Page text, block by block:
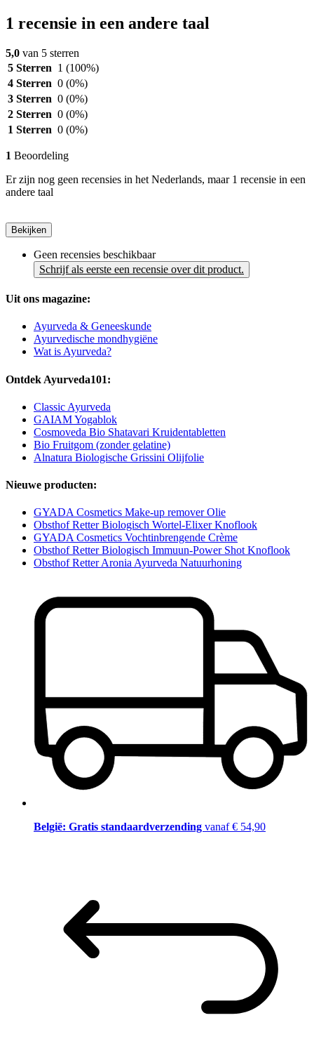
1 recensie in een andere taal
5,0 van 5 sterren
5 Sterren 1 (100%)
4 Sterren 0 (0%)
3 Sterren 0 (0%)
2 Sterren 0 (0%)
1 Sterren 0 (0%)
1 Beoordeling
Er zijn nog geen recensies in het Nederlands, maar 1 recensie in een
andere taal
Bekijken
Geen recensies beschikbaar
Schrijf als eerste een recensie over dit product.
Uit ons magazine:
Ayurveda & Geneeskunde
Ayurvedische mondhygiëne
Wat is Ayurveda?
Ontdek Ayurveda101:
Classic Ayurveda
GAIAM Yogablok
Cosmoveda Bio Shatavari Kruidentabletten
Bio Fruitgom (zonder gelatine)
Alnatura Biologische Grissini Olijfolie
Nieuwe producten:
GYADA Cosmetics Make-up remover Olie
Obsthof Retter Biologisch Wortel-Elixer Knoflook
GYADA Cosmetics Vochtinbrengende Crème
Obsthof Retter Biologisch Immuun-Power Shot Knoflook
Obsthof Retter Aronia Ayurveda Natuurhoning
België: Gratis standaardverzending vanaf € 54,90